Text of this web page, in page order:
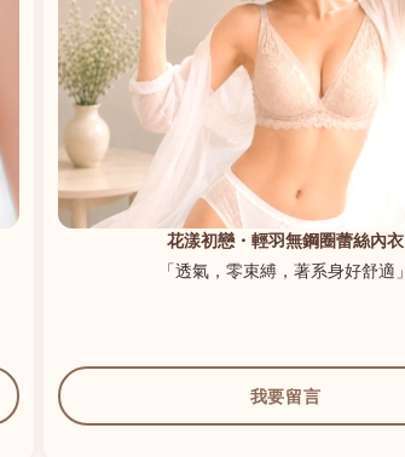
花漾初戀・輕羽無鋼圈蕾絲內衣
「透氣，零束縛，著系身好舒適」
我要留言